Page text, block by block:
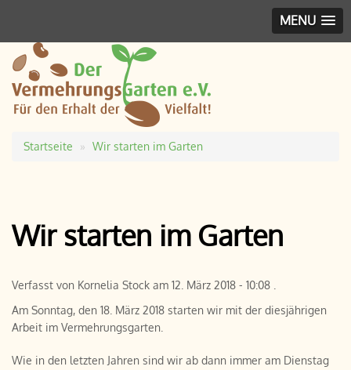
MENU
Pfadnavigation
Startseite Wir starten im Garten
Wir starten im Garten
Verfasst von Kornelia Stock am 12. März 2018 - 10:08
Am Sonntag, den 18. März 2018 starten wir mit der diesjährigen
Arbeit im Vermehrungsgarten.
Wie in den letzten Jahren sind wir ab dann immer am Dienstag